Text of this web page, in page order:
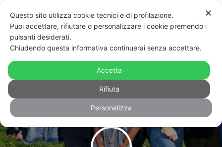
Genderquake, la risposta non binaria
al Grande Fratello
✕
Questo sito utilizza cookie tecnici e di profilazione.
Puoi accettare, rifiutare o personalizzare i cookie premendo i
pulsanti desiderati.
Chiudendo questa informativa continuerai senza accettare.
Accetta
Rifiuta
Personalizza